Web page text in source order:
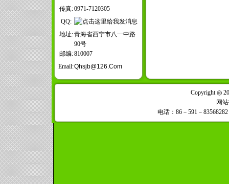
传真:0971-7120305
QQ:
地址:青海省西宁市八一中路
90号
邮编:810007
Email:Qhsjb@126.com
Copyright ◎
网
电话：86－591－